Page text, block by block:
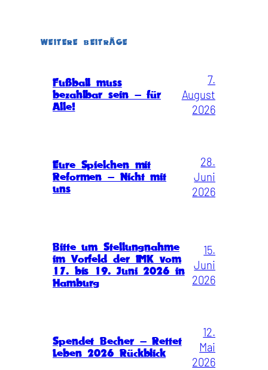
WEITERE BEITRÄGE
Fußball muss
bezahlbar sein – für
Alle!
7.
August
2026
Eure Spielchen mit
Reformen – Nicht mit
uns
28.
Juni
2026
Bitte um Stellungnahme
im Vorfeld der IMK vom
17. bis 19. Juni 2026 in
Hamburg
15.
Juni
2026
Spendet Becher – Rettet
Leben 2026 Rückblick
12.
Mai
2026